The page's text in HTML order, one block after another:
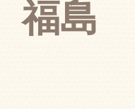
福島